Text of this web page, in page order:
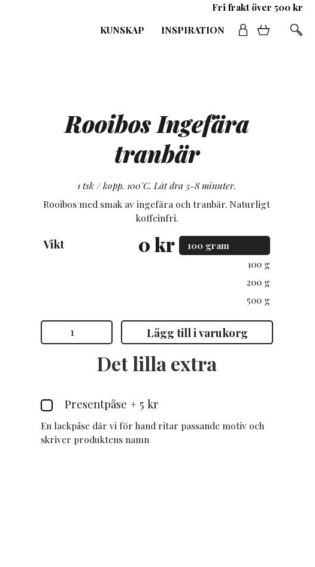
KUNSKAP INSPIRATION
Fri frakt över 500 kr
Rooibos Ingefära
tranbär
1 tsk / kopp. 100°C. Låt dra 5-8 minuter.
Rooibos med smak av ingefära och tranbär. Naturligt
koffeinfri.
Vikt
100 g
200 g
500 g
Det lilla extra
Presentpåse + 5 kr
En lackpåse där vi för hand ritar passande motiv och
skriver produktens namn
0kr
Rooibos
Ingefära
tranbär
Lägg till i varukorg